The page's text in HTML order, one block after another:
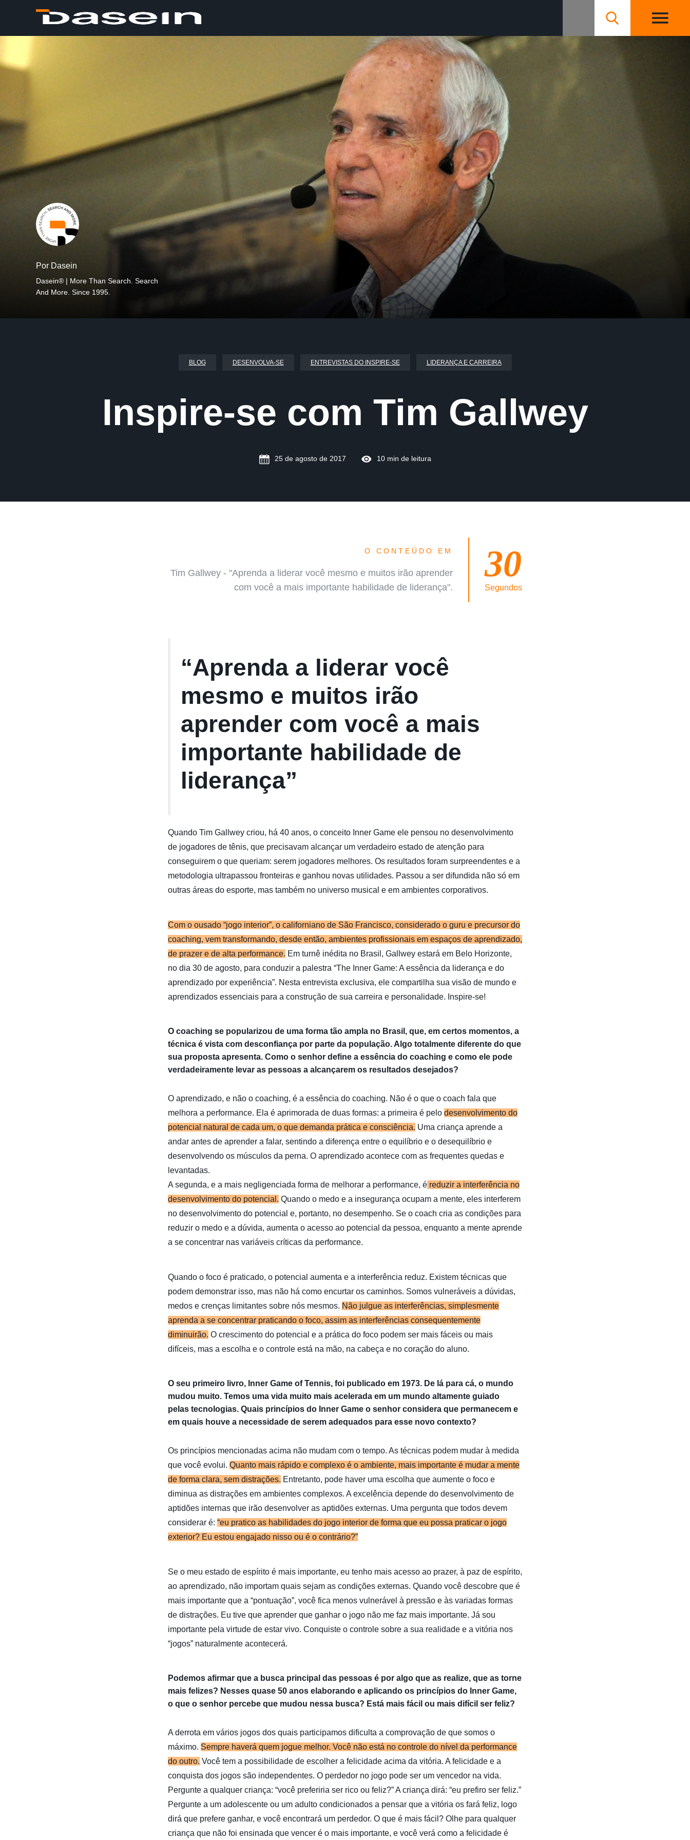
Por Dasein
Dasein® | More Than Search. Search
And More. Since 1995.
BLOG DESENVOLVA-SE ENTREVISTAS DO INSPIRE-SE LIDERANÇA E CARREIRA
Inspire-se com Tim Gallwey
25 de agosto de 2017 10 min de leitura
O CONTEÚDO EM
Tim Gallwey - "Aprenda a liderar você mesmo e muitos irão aprender
com você a mais importante habilidade de liderança".
30
Segundos
“Aprenda a liderar você
mesmo e muitos irão
aprender com você a mais
importante habilidade de
liderança”
Quando Tim Gallwey criou, há 40 anos, o conceito Inner Game ele pensou no desenvolvimento
de jogadores de tênis, que precisavam alcançar um verdadeiro estado de atenção para
conseguirem o que queriam: serem jogadores melhores. Os resultados foram surpreendentes e a
metodologia ultrapassou fronteiras e ganhou novas utilidades. Passou a ser difundida não só em
outras áreas do esporte, mas também no universo musical e em ambientes corporativos.
Com o ousado “jogo interior”, o californiano de São Francisco, considerado o guru e precursor do
coaching, vem transformando, desde então, ambientes profissionais em espaços de aprendizado,
de prazer e de alta performance. Em turnê inédita no Brasil, Gallwey estará em Belo Horizonte,
no dia 30 de agosto, para conduzir a palestra “The Inner Game: A essência da liderança e do
aprendizado por experiência”. Nesta entrevista exclusiva, ele compartilha sua visão de mundo e
aprendizados essenciais para a construção de sua carreira e personalidade. Inspire-se!
O coaching se popularizou de uma forma tão ampla no Brasil, que, em certos momentos, a
técnica é vista com desconfiança por parte da população. Algo totalmente diferente do que
sua proposta apresenta. Como o senhor define a essência do coaching e como ele pode
verdadeiramente levar as pessoas a alcançarem os resultados desejados?
O aprendizado, e não o coaching, é a essência do coaching. Não é o que o coach fala que
melhora a performance. Ela é aprimorada de duas formas: a primeira é pelo desenvolvimento do
potencial natural de cada um, o que demanda prática e consciência. Uma criança aprende a
andar antes de aprender a falar, sentindo a diferença entre o equilíbrio e o desequilíbrio e
desenvolvendo os músculos da perna. O aprendizado acontece com as frequentes quedas e
levantadas.
A segunda, e a mais negligenciada forma de melhorar a performance, é reduzir a interferência no
desenvolvimento do potencial. Quando o medo e a insegurança ocupam a mente, eles interferem
no desenvolvimento do potencial e, portanto, no desempenho. Se o coach cria as condições para
reduzir o medo e a dúvida, aumenta o acesso ao potencial da pessoa, enquanto a mente aprende
a se concentrar nas variáveis críticas da performance.
Quando o foco é praticado, o potencial aumenta e a interferência reduz. Existem técnicas que
podem demonstrar isso, mas não há como encurtar os caminhos. Somos vulneráveis a dúvidas,
medos e crenças limitantes sobre nós mesmos. Não julgue as interferências, simplesmente
aprenda a se concentrar praticando o foco, assim as interferências consequentemente
diminuirão. O crescimento do potencial e a prática do foco podem ser mais fáceis ou mais
difíceis, mas a escolha e o controle está na mão, na cabeça e no coração do aluno.
O seu primeiro livro, Inner Game of Tennis, foi publicado em 1973. De lá para cá, o mundo
mudou muito. Temos uma vida muito mais acelerada em um mundo altamente guiado
pelas tecnologias. Quais princípios do Inner Game o senhor considera que permanecem e
em quais houve a necessidade de serem adequados para esse novo contexto?
Os princípios mencionadas acima não mudam com o tempo. As técnicas podem mudar à medida
que você evolui. Quanto mais rápido e complexo é o ambiente, mais importante é mudar a mente
de forma clara, sem distrações. Entretanto, pode haver uma escolha que aumente o foco e
diminua as distrações em ambientes complexos. A excelência depende do desenvolvimento de
aptidões internas que irão desenvolver as aptidões externas. Uma pergunta que todos devem
considerar é: “eu pratico as habilidades do jogo interior de forma que eu possa praticar o jogo
exterior? Eu estou engajado nisso ou é o contrário?”
Se o meu estado de espírito é mais importante, eu tenho mais acesso ao prazer, à paz de espírito,
ao aprendizado, não importam quais sejam as condições externas. Quando você descobre que é
mais importante que a “pontuação”, você fica menos vulnerável à pressão e às variadas formas
de distrações. Eu tive que aprender que ganhar o jogo não me faz mais importante. Já sou
importante pela virtude de estar vivo. Conquiste o controle sobre a sua realidade e a vitória nos
“jogos” naturalmente acontecerá.
Podemos afirmar que a busca principal das pessoas é por algo que as realize, que as torne
mais felizes? Nesses quase 50 anos elaborando e aplicando os princípios do Inner Game,
o que o senhor percebe que mudou nessa busca? Está mais fácil ou mais difícil ser feliz?
A derrota em vários jogos dos quais participamos dificulta a comprovação de que somos o
máximo. Sempre haverá quem jogue melhor. Você não está no controle do nível da performance
do outro. Você tem a possibilidade de escolher a felicidade acima da vitória. A felicidade e a
conquista dos jogos são independentes. O perdedor no jogo pode ser um vencedor na vida.
Pergunte a qualquer criança: “você preferiria ser rico ou feliz?” A criança dirá: “eu prefiro ser feliz.”
Pergunte a um adolescente ou um adulto condicionados a pensar que a vitória os fará feliz, logo
dirá que prefere ganhar, e você encontrará um perdedor. O que é mais fácil? Olhe para qualquer
criança que não foi ensinada que vencer é o mais importante, e você verá como a felicidade é